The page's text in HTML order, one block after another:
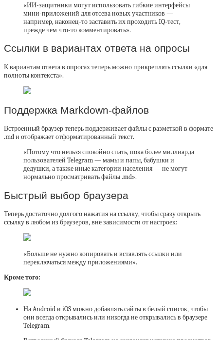
«ИИ-защитники могут использовать гибкие интерфейсы
мини-приложений для отсева новых участников —
например, наконец-то заставить их проходить IQ-тест,
прежде чем что-то комментировать».
Ссылки в вариантах ответа на опросы
К вариантам ответа в опросах теперь можно прикреплять ссылки «для
полноты контекста».
Поддержка Markdown-файлов
Встроенный браузер теперь поддерживает файлы с разметкой в формате
.md и отображает отформатированный текст.
«Потому что нельзя спокойно спать, пока более миллиарда
пользователей Telegram — мамы и папы, бабушки и
дедушки, а также иные категории населения — не могут
нормально просматривать файлы .md».
Быстрый выбор браузера
Теперь достаточно долгого нажатия на ссылку, чтобы сразу открыть
ссылку в любом из браузеров, вне зависимости от настроек:
«Больше не нужно копировать и вставлять ссылки или
переключаться между приложениями».
Кроме того:
На Android и iOS можно добавлять сайты в белый список, чтобы
они всегда открывались или никогда не открывались в браузере
Telegram.